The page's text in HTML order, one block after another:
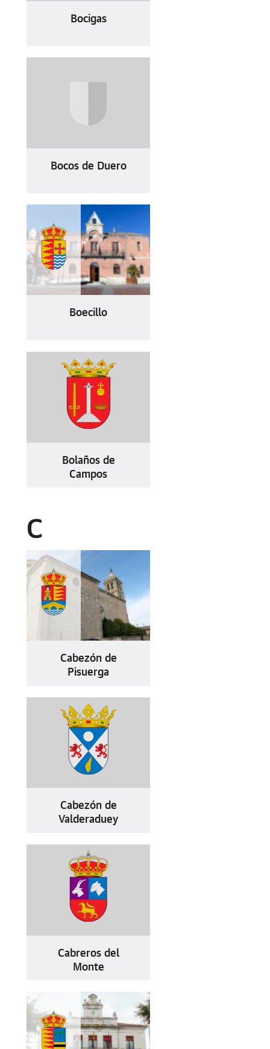
Bocigas
Bocos de Duero
Boecillo
Bolaños de
Campos
C
Cabezón de
Pisuerga
Cabezón de
Valderaduey
Cabreros del
Monte